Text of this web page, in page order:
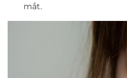
mắt.